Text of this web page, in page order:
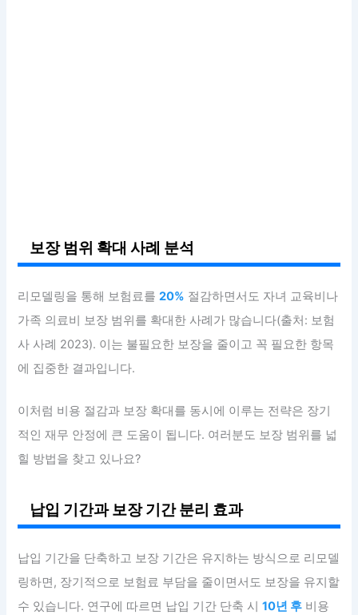
보장 범위 확대 사례 분석
리모델링을 통해 보험료를20% 절감하면서도 자녀 교육비나
가족 의료비 보장 범위를 확대한 사례가 많습니다(출처: 보험
사 사례 2023). 이는 불필요한 보장을 줄이고 꼭 필요한 항목
에 집중한 결과입니다.
이처럼 비용 절감과 보장 확대를 동시에 이루는 전략은 장기
적인 재무 안정에 큰 도움이 됩니다. 여러분도 보장 범위를 넓
힐 방법을 찾고 있나요?
납입 기간과 보장 기간 분리 효과
납입 기간을 단축하고 보장 기간은 유지하는 방식으로 리모델
링하면, 장기적으로 보험료 부담을 줄이면서도 보장을 유지할
수 있습니다. 연구에 따르면 납입 기간 단축 시10년 후 비용